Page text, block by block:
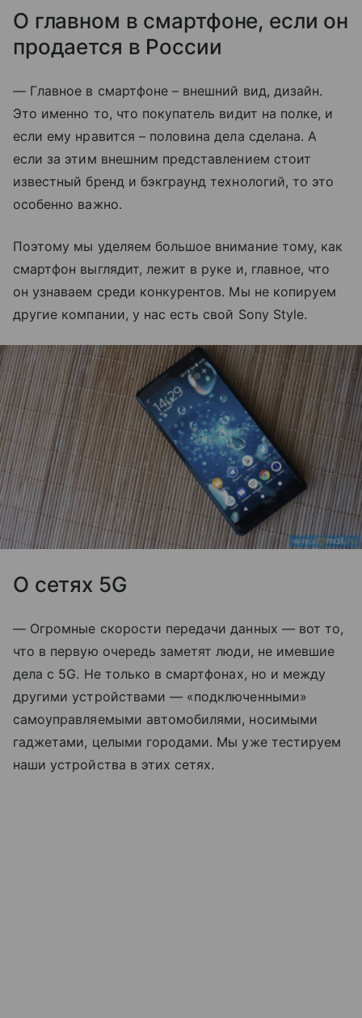
О главном в смартфоне, если он
продается в России
— Главное в смартфоне – внешний вид, дизайн.
Это именно то, что покупатель видит на полке, и
если ему нравится – половина дела сделана. А
если за этим внешним представлением стоит
известный бренд и бэкграунд технологий, то это
особенно важно.
Поэтому мы уделяем большое внимание тому, как
смартфон выглядит, лежит в руке и, главное, что
он узнаваем среди конкурентов. Мы не копируем
другие компании, у нас есть свой Sony Style.
О сетях 5G
— Огромные скорости передачи данных — вот то,
что в первую очередь заметят люди, не имевшие
дела с 5G. Не только в смартфонах, но и между
другими устройствами — «подключенными»
самоуправляемыми автомобилями, носимыми
гаджетами, целыми городами. Мы уже тестируем
наши устройства в этих сетях.